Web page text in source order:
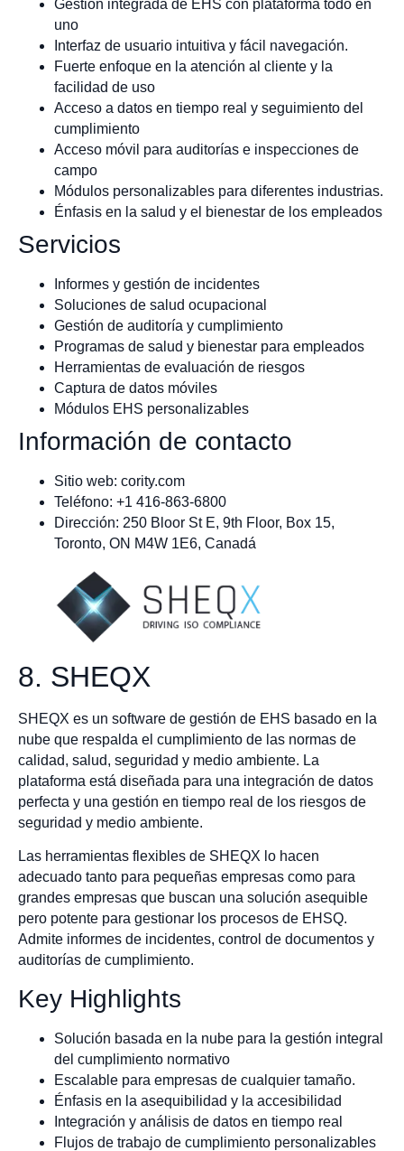
Gestión integrada de EHS con plataforma todo en
uno
Interfaz de usuario intuitiva y fácil navegación.
Fuerte enfoque en la atención al cliente y la
facilidad de uso
Acceso a datos en tiempo real y seguimiento del
cumplimiento
Acceso móvil para auditorías e inspecciones de
campo
Módulos personalizables para diferentes industrias.
Énfasis en la salud y el bienestar de los empleados
Servicios
Informes y gestión de incidentes
Soluciones de salud ocupacional
Gestión de auditoría y cumplimiento
Programas de salud y bienestar para empleados
Herramientas de evaluación de riesgos
Captura de datos móviles
Módulos EHS personalizables
Información de contacto
Sitio web: cority.com
Teléfono: +1 416-863-6800
Dirección: 250 Bloor St E, 9th Floor, Box 15,
Toronto, ON M4W 1E6, Canadá
8. SHEQX
SHEQX es un software de gestión de EHS basado en la
nube que respalda el cumplimiento de las normas de
calidad, salud, seguridad y medio ambiente. La
plataforma está diseñada para una integración de datos
perfecta y una gestión en tiempo real de los riesgos de
seguridad y medio ambiente.
Las herramientas flexibles de SHEQX lo hacen
adecuado tanto para pequeñas empresas como para
grandes empresas que buscan una solución asequible
pero potente para gestionar los procesos de EHSQ.
Admite informes de incidentes, control de documentos y
auditorías de cumplimiento.
Key Highlights
Solución basada en la nube para la gestión integral
del cumplimiento normativo
Escalable para empresas de cualquier tamaño.
Énfasis en la asequibilidad y la accesibilidad
Integración y análisis de datos en tiempo real
Flujos de trabajo de cumplimiento personalizables